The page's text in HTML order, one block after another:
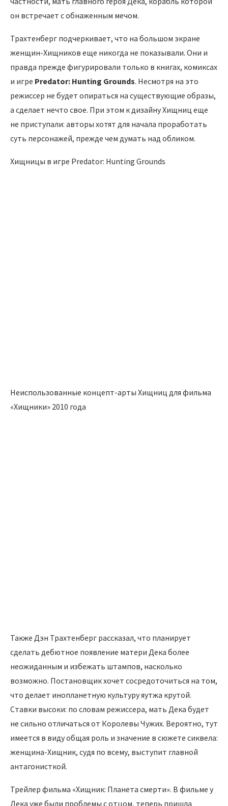
он встречает с обнаженным мечом.
Трахтенберг подчеркивает, что на большом экране
женщин-Хищников еще никогда не показывали. Они и
правда прежде фигурировали только в книгах, комиксах
и игре Predator: Hunting Grounds. Несмотря на это
режиссер не будет опираться на существующие образы,
а сделает нечто свое. При этом к дизайну Хищниц еще
не приступали: авторы хотят для начала проработать
суть персонажей, прежде чем думать над обликом.
Хищницы в игре Predator: Hunting Grounds
Неиспользованные концепт-арты Хищниц для фильма
«Хищники» 2010 года
Также Дэн Трахтенберг рассказал, что планирует
сделать дебютное появление матери Дека более
неожиданным и избежать штампов, насколько
возможно. Постановщик хочет сосредоточиться на том,
что делает инопланетную культуру яутжа крутой.
Ставки высоки: по словам режиссера, мать Дека будет
не сильно отличаться от Королевы Чужих. Вероятно, тут
имеется в виду общая роль и значение в сюжете сиквела:
женщина-Хищник, судя по всему, выступит главной
антагонисткой.
Трейлер фильма «Хищник: Планета смерти». В фильме у
Дека уже были проблемы с отцом, теперь пришла